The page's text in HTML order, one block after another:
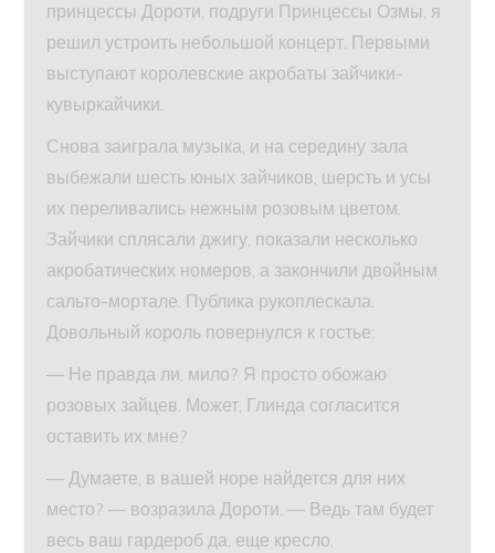
принцессы Дороти, подруги Принцессы Озмы, я
решил устроить небольшой концерт. Первыми
выступают королевские акробаты зайчики-
кувыркайчики.
Снова заиграла музыка, и на середину зала
выбежали шесть юных зайчиков, шерсть и усы
их переливались нежным розовым цветом.
Зайчики сплясали джигу, показали несколько
акробатических номеров, а закончили двойным
сальто-мортале. Публика рукоплескала.
Довольный король повернулся к гостье:
— Не правда ли, мило? Я просто обожаю
розовых зайцев. Может, Глинда согласится
оставить их мне?
— Думаете, в вашей норе найдется для них
место? — возразила Дороти. — Ведь там будет
весь ваш гардероб да, еще кресло.